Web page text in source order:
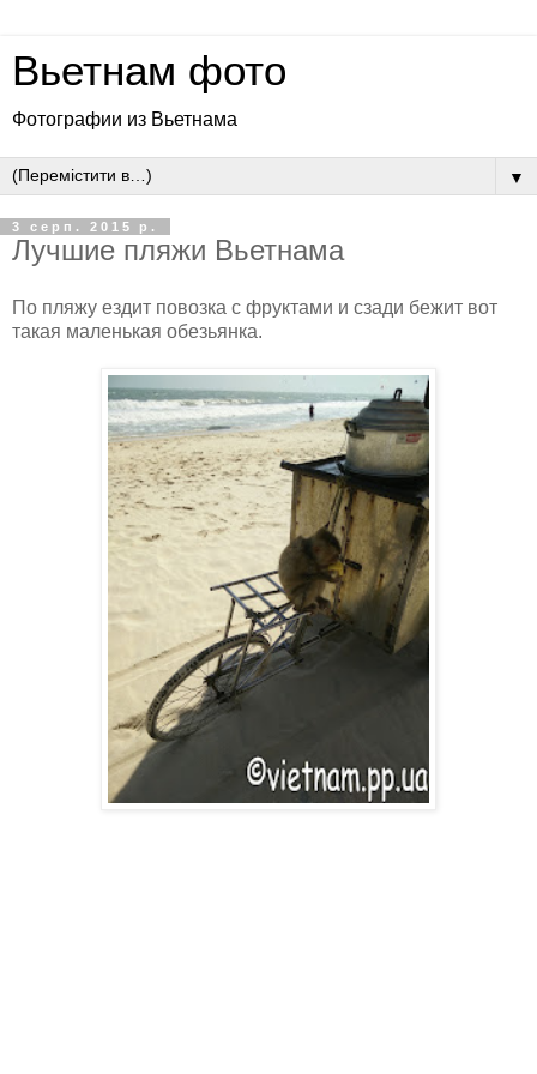
Вьетнам фото
Фотографии из Вьетнама
▼
3 серп. 2015 р.
Лучшие пляжи Вьетнама
По пляжу ездит повозка с фруктами и сзади бежит вот
такая маленькая обезьянка.